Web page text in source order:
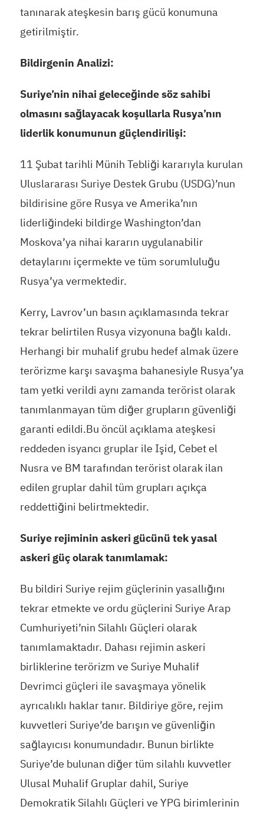
tanınarak ateşkesin barış gücü konumuna
getirilmiştir.
Bildirgenin Analizi:
Suriye’nin nihai geleceğinde söz sahibi
olmasını sağlayacak koşullarla Rusya’nın
liderlik konumunun güçlendirilişi:
11 Şubat tarihli Münih Tebliği kararıyla kurulan
Uluslararası Suriye Destek Grubu (USDG)’nun
bildirisine göre Rusya ve Amerika’nın
liderliğindeki bildirge Washington’dan
Moskova’ya nihai kararın uygulanabilir
detaylarını içermekte ve tüm sorumluluğu
Rusya’ya vermektedir.
Kerry, Lavrov’un basın açıklamasında tekrar
tekrar belirtilen Rusya vizyonuna bağlı kaldı.
Herhangi bir muhalif grubu hedef almak üzere
terörizme karşı savaşma bahanesiyle Rusya’ya
tam yetki verildi aynı zamanda terörist olarak
tanımlanmayan tüm diğer grupların güvenliği
garanti edildi.Bu öncül açıklama ateşkesi
reddeden isyancı gruplar ile Işid, Cebet el
Nusra ve BM tarafından terörist olarak ilan
edilen gruplar dahil tüm grupları açıkça
reddettiğini belirtmektedir.
Suriye rejiminin askeri gücünü tek yasal
askeri güç olarak tanımlamak:
Bu bildiri Suriye rejim güçlerinin yasallığını
tekrar etmekte ve ordu güçlerini Suriye Arap
Cumhuriyeti’nin Silahlı Güçleri olarak
tanımlamaktadır. Dahası rejimin askeri
birliklerine terörizm ve Suriye Muhalif
Devrimci güçleri ile savaşmaya yönelik
ayrıcalıklı haklar tanır. Bildiriye göre, rejim
kuvvetleri Suriye’de barışın ve güvenliğin
sağlayıcısı konumundadır. Bunun birlikte
Suriye’de bulunan diğer tüm silahlı kuvvetler
Ulusal Muhalif Gruplar dahil, Suriye
Demokratik Silahlı Güçleri ve YPG birimlerinin